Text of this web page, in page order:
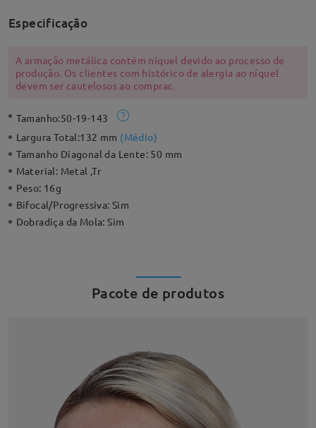
Especificação
A armação metálica contém níquel devido ao processo de
produção. Os clientes com histórico de alergia ao níquel
devem ser cautelosos ao comprar.
Tamanho:50-19-143
Largura Total:132 mm (Médio)
Tamanho Diagonal da Lente: 50 mm
Material: Metal ,Tr
Peso: 16g
Bifocal/Progressiva:Sim
Dobradiça da Mola:Sim
Pacote de produtos